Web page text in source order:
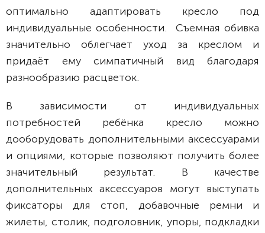
оптимально адаптировать кресло под
индивидуальные особенности. Съемная обивка
значительно облегчает уход за креслом и
придаёт ему симпатичный вид благодаря
разнообразию расцветок.
В зависимости от индивидуальных
потребностей ребёнка кресло можно
дооборудовать дополнительными аксессуарами
и опциями, которые позволяют получить более
значительный результат. В качестве
дополнительных аксессуаров могут выступать
фиксаторы для стоп, добавочные ремни и
жилеты, столик, подголовник, упоры, подкладки